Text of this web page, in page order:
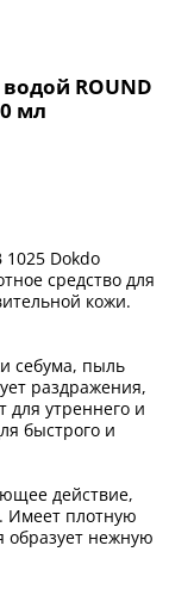
ROUND
мл
1025 Dokdo
средство для
кожи.
себума, пыль
раздражения,
для утреннего и
быстрого и
действие,
Имеет плотную
образует нежную